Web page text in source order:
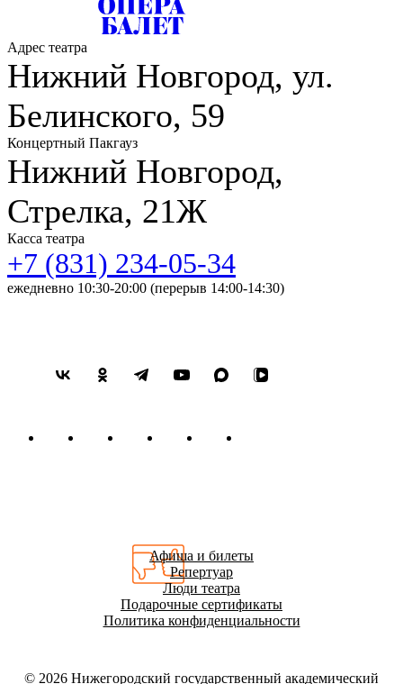
Адрес театра
Нижний Новгород, ул.
Белинского, 59
Концертный Пакгауз
Нижний Новгород,
Стрелка, 21Ж
Касса театра
+7 (831) 234-05-34
ежедневно 10:30-20:00 (перерыв 14:00-14:30)
Афиша и билеты
Репертуар
Люди театра
Подарочные сертификаты
Политика конфиденциальности
© 2026 Нижегородский государственный академический